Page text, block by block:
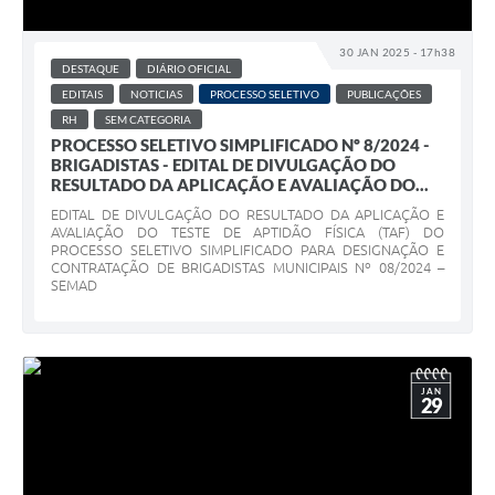
30 JAN 2025 - 17h38
DESTAQUE
DIÁRIO OFICIAL
EDITAIS
NOTICIAS PROCESSO SELETIVO
PUBLICAÇÕES
RH
SEM CATEGORIA
PROCESSO SELETIVO SIMPLIFICADO Nº 8/2024 -
BRIGADISTAS - EDITAL DE DIVULGAÇÃO DO
RESULTADO DA APLICAÇÃO E AVALIAÇÃO DO...
EDITAL DE DIVULGAÇÃO DO RESULTADO DA APLICAÇÃO E
AVALIAÇÃO DO TESTE DE APTIDÃO FÍSICA (TAF) DO
PROCESSO SELETIVO SIMPLIFICADO PARA DESIGNAÇÃO E
CONTRATAÇÃO DE BRIGADISTAS MUNICIPAIS Nº 08/2024 –
SEMAD
JAN
29